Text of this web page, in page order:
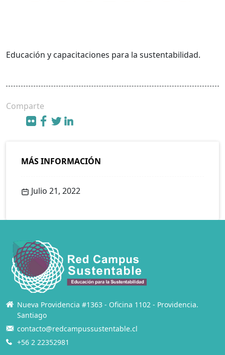
Educación y capacitaciones para la sustentabilidad.
Comparte
MÁS INFORMACIÓN
Julio 21, 2022
Nueva Providencia #1363 - Oficina 1102 - Providencia.
Santiago
contacto@redcampussustentable.cl
+56 2 22352981